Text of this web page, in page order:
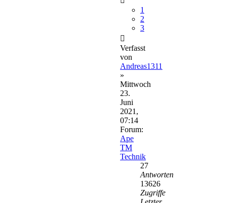
1
2
3
Verfasst
von
Andreas1311
»
Mittwoch
23.
Juni
2021,
07:14
Forum:
Ape
TM
Technik
27
Antworten
13626
Zugriffe